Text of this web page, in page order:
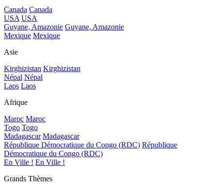
Canada Canada
USA USA
Guyane, Amazonie Guyane, Amazonie
Mexique Mexique
Asie
Kirghizistan Kirghizistan
Népal Népal
Laos Laos
Afrique
Maroc Maroc
Togo Togo
Madagascar Madagascar
République Démocratique du Congo (RDC) République
Démocratique du Congo (RDC)
En Ville ! En Ville !
Grands Thèmes